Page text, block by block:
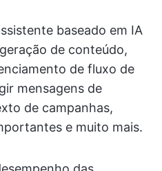
baseado em IA
de conteúdo,
de fluxo de
mensagens de
de campanhas,
e muito mais.